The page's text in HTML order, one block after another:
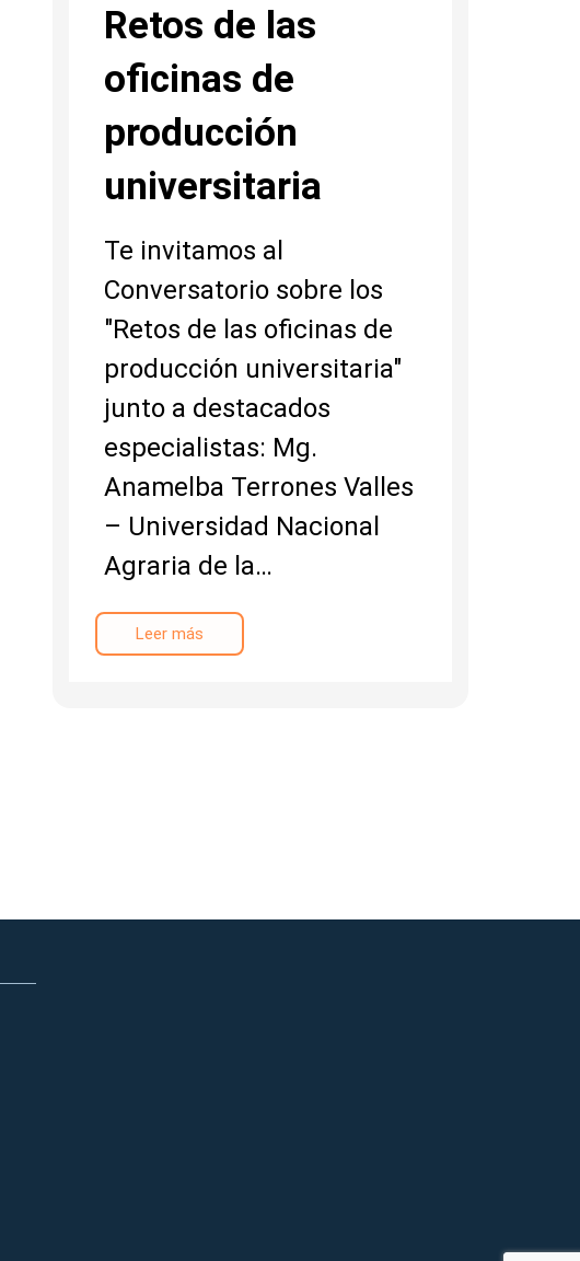
Retos de las
oficinas de
producción
universitaria
Te invitamos al
Conversatorio sobre los
"Retos de las oficinas de
producción universitaria"
junto a destacados
especialistas: Mg.
Anamelba Terrones Valles
– Universidad Nacional
Agraria de la…
Leer más